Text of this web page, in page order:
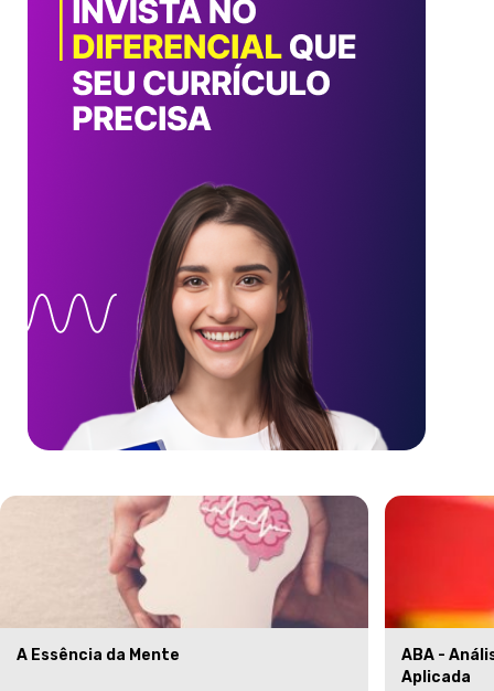
A Essência da Mente
ABA -
Aplicada